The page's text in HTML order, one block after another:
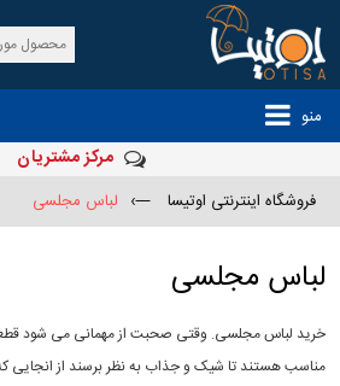
منو
مرکز مشتریان
فروشگاه اینترنتی اوتیسا —› لباس مجلسی
لباس مجلسی
خرید لباس مجلسی. وقتی صحبت از مهمانی می شود
مناسب هستند تا شیک و جذاب به نظر برسند از انجایی